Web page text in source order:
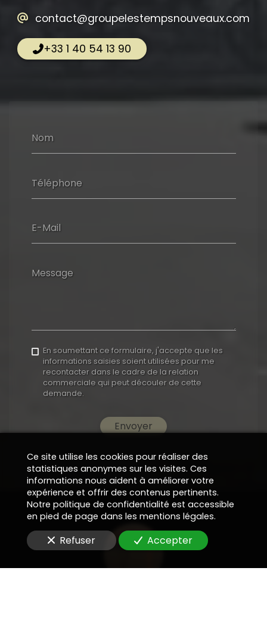
Nom
Téléphone
E-Mail
Message
En soumettant ce formulaire, j'accepte que les
informations saisies soient utilisées pour me
recontacter dans le cadre de la relation
commerciale qui peut découler de cette
demande.
Envoyer
contact@groupelestempsnouveaux.com
+33 1 40 54 13 90
Ce site utilise les cookies pour réaliser des
statistiques anonymes sur les visites. Ces
informations nous aident à améliorer votre
expérience et offrir des contenus pertinents.
Notre politique de confidentialité est accessible
en pied de page dans les mentions légales.
Refuser Accepter